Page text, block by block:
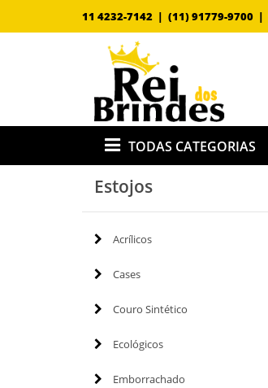
11 4232-7142 | (11) 91779-9700 |
TODAS CATEGORIAS
Estojos
Acrílicos
Cases
Couro Sintético
Ecológicos
Emborrachado